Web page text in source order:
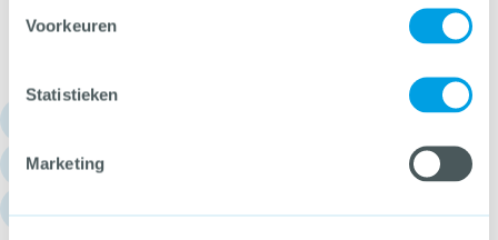
Voorkeuren
Statistieken
Marketing
info@hetccv.nl